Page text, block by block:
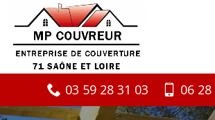
03 59 28 31 03 06